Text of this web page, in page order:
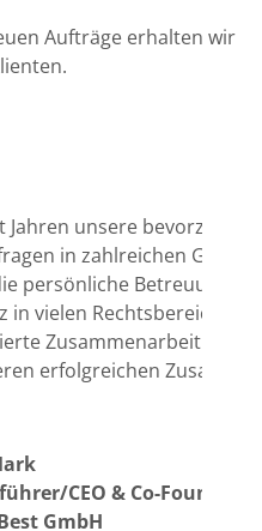
Aufträge erhalten wir
bevorzugte Kanzlei
Gebieten. Wir
Betreuung, die
und die
Wir blicken
Zusammenarbeit
Co-Founder |